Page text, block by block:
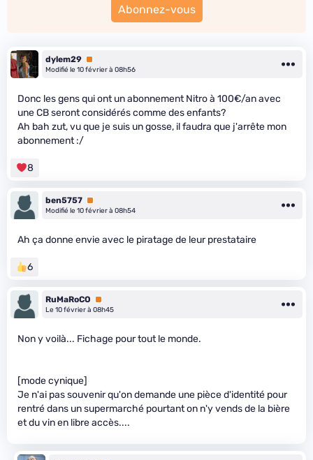
Abonnez-vous
dylem29 Premium
Modifié le 10 février à 08h56
Donc les gens qui ont un abonnement Nitro à 100€/an avec
une CB seront considérés comme des enfants?
Ah bah zut, vu que je suis un gosse, il faudra que j'arrête mon
abonnement :/
8
ben5757 Premium
Modifié le 10 février à 08h54
Ah ça donne envie avec le piratage de leur prestataire
6
RuMaRoCO
Premium
Le 10 février à 08h45
Non y voilà... Fichage pour tout le monde.
[mode cynique]
Je n'ai pas souvenir qu'on demande une pièce d'identité pour
rentré dans un supermarché pourtant on n'y vends de la bière
et du vin en libre accès....